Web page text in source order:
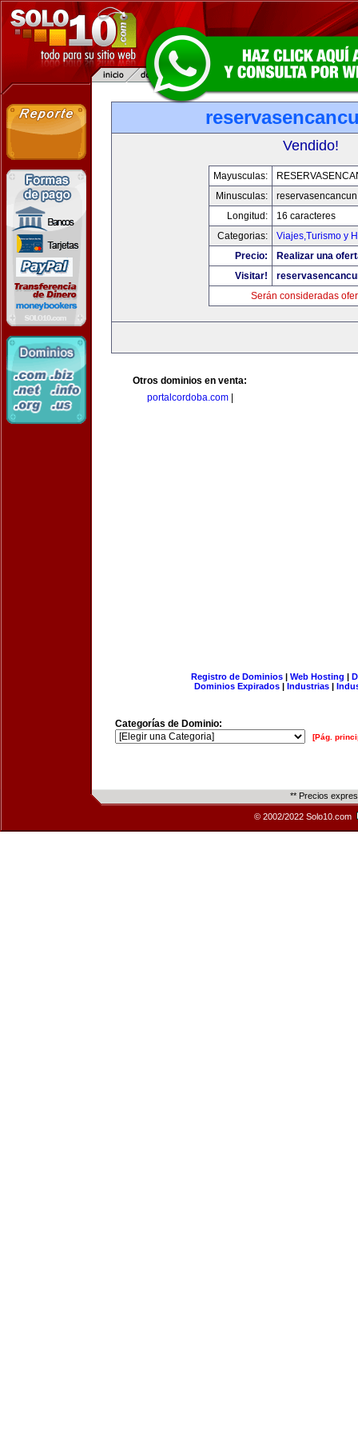
Vendido!
Mayusculas:
Minusculas:
Longitud:
16 caracteres
Categorias:
Viajes,Turismo y
Precio:
Realizar una
Visitar!
Serán consideradas
Otros dominios en venta:
portalcordoba.com|
Registro de Dominios| Web Hosting |
Dominios Expirados | Industrias |
Categorías de Dominio:
[Pág.
** Precios
© 2002/2022 Solo10.com